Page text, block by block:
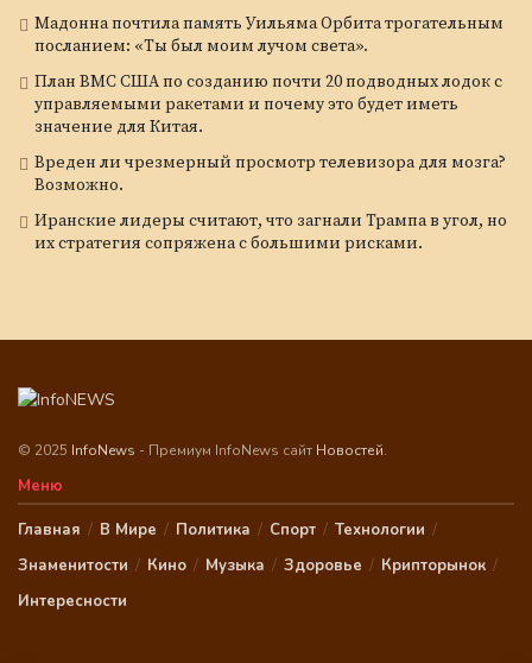
Мадонна почтила память Уильяма Орбита трогательным
посланием: «Ты был моим лучом света».
План ВМС США по созданию почти 20 подводных лодок с
управляемыми ракетами и почему это будет иметь
значение для Китая.
Вреден ли чрезмерный просмотр телевизора для мозга?
Возможно.
Иранские лидеры считают, что загнали Трампа в угол, но
их стратегия сопряжена с большими рисками.
© 2025 InfoNews - Премиум InfoNews сайт Новостей.
Меню
Главная В Мире Политика Спорт
Технологии
Знаменитости
Кино Музыка Здоровье
Крипторынок
Интересности